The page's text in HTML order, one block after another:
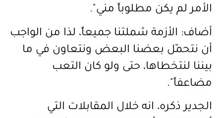
الأمر لم يكن مطلوباً مني".
أضاف: الأزمة شملتنا جميعاً، لذا من الواجب
أن نتحمّل بعضنا البعض ونتعاون في ما
بيننا لنتخطاها، حتى ولو كان التعب
مضاعفاً".
الجدير ذكره، انه خلال المقابلات التي